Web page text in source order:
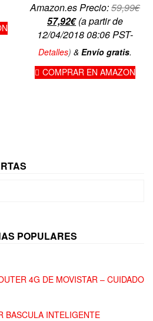
Amazon.es Precio:59,99€El
57,92€El
precio
actual
57,92€.
(a partir de
12/04/2018 08:06 PST-
Detalles)&Envío gratis.
COMPRAR EN AMAZON
POPULARES
4G DE MOVISTAR – CUIDADO
BASCULA INTELIGENTE